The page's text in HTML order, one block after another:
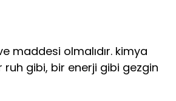
maddesi olmalıdır. kimya
ruh gibi, bir enerji gibi gezgin